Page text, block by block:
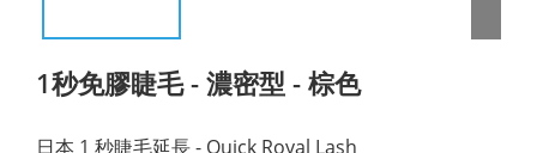
1秒免膠睫毛 - 濃密型 - 棕色
日本 1 秒睫毛延長 - Quick Royal Lash